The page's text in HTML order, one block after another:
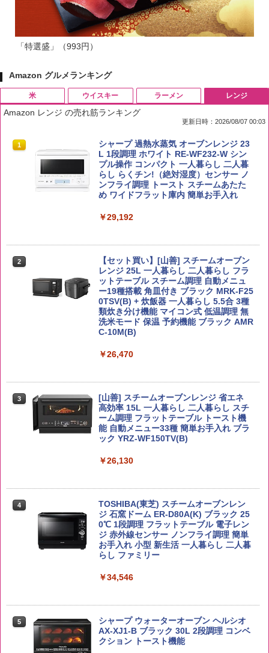
「特選盛」（993円）
Amazon グルメランキング
米
1 by Amazon 国産ブレンド米 精米 5kg
￥2,650
￥3,980
【在庫処分価格】ももたろう印 無洗米 5
kg 業務用 お米マイスターブレンド
4
by Amazon あきたこまちブレンド 無洗
米 5kg
￥3,396
￥3,274
ウイスキー
1
ブラックニッカ ニッカ Nikka ウィスキ
ー4000ml ブラックニッカクリア ウヰス
キー 【日本 アサヒ ウィスキー】 大容量
お得 4リットル
￥4,356
￥6,054
角ハイボール 350ml×24本 サントリー ウ
イスキー ハイボール 缶
￥4,939
トリスウイスキー 4000ml サントリー 大
容量 4リットル
￥4,345
白州 Story of the Distillery 2026 化粧箱
入 700ml
￥20,000
ラーメン
1
チキンラーメン どんぶり 85g×12個 日清
食品 インスタント カップ麺
￥1,939
【公式】ブタメン とんこつ味 35g×15個
パニー
￥1,451
国分 tabete だし麺 千葉県産はまぐりだ
し 塩らーめん 108g×10袋 保存食 備蓄
￥2,323
カップヌードル カップヌードルPRO シ
ーフードヌードル 高たんぱく&低糖質 さ
らに塩分控えめ 78g×12個
￥2,989
5
カップヌードル カップヌードルPRO し
ょうゆ 高たんぱく&低糖質 さらに塩分控
えめ 75g×12個
￥3,103
レンジ
Amazon レンジ の売れ筋ランキング
更新日時：2026/08/07 00:03
1
シャープ 過熱水蒸気 オーブンレンジ 23
L 1段調理 ホワイト RE-WF232-W シン
プル操作 コンパクト 一人暮らし 二人暮
らし らくチン!（絶対湿度）センサー ノ
ンフライ調理 トースト スチームあたた
め ワイドフラット庫内 簡単お手入れ
￥29,192
2
【セット買い】[山善] スチームオーブン
レンジ 25L 一人暮らし 二人暮らし フラ
ットテーブル スチーム調理 自動メニュ
ー19種搭載 角皿付き ブラック MRK-F25
0TSV(B) + 炊飯器 一人暮らし 5.5合 3種
類炊き分け機能 マイコン式 低温調理 無
洗米モード 保温 予約機能 ブラック AMR
C-10M(B)
￥26,470
3
[山善] スチームオーブンレンジ 省エネ
高効率 15L 一人暮らし 二人暮らし スチ
ーム調理 フラットテーブル トースト機
能 自動メニュー33種 簡単お手入れ ブラ
ック YRZ-WF150TV(B)
￥26,130
4
TOSHIBA(東芝) スチームオーブンレン
ジ 石窯ドーム ER-D80A(K) ブラック 25
0℃ 1段調理 フラットテーブル 電子レン
ジ 赤外線センサー ノンフライ調理 簡単
お手入れ 小型 新生活 一人暮らし 二人暮
らし ファミリー
￥34,546
5
シャープ ウォーターオーブン ヘルシオ
AX-XJ1-B ブラック 30L 2段調理 コンベ
クション トースト機能